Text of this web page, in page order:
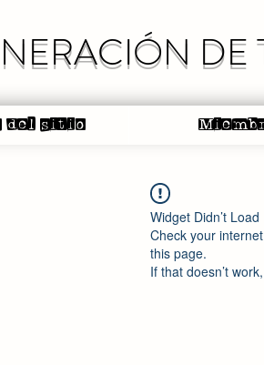
DE
del sitio
Widget Didn’t Load
Check your
this page.
If that doesn’t